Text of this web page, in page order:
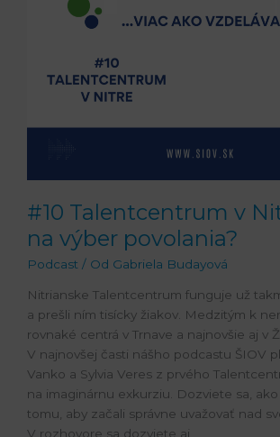
#10 Talentcentrum v
na výber povolania?
Podcast / Od Gabriela Budayová
Nitrianske Talentcentrum funguje už
a prešli ním tisícky žiakov. Medzitým k
rovnaké centrá v Trnave a najnovšie aj v
V najnovšej časti nášho podcastu ŠIOV
Vanko a Sylvia Veres z prvého
na imaginárnu exkurziu. Dozviete sa,
tomu, aby začali správne uvažovať nad
V rozhovore sa dozviete aj